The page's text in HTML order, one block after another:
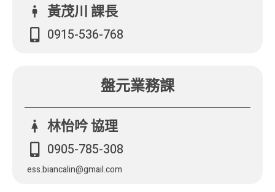
黃茂川 課長
0915-536-768
盤元業務課
林怡吟 協理
0905-785-308
ess.biancalin@gmail.com